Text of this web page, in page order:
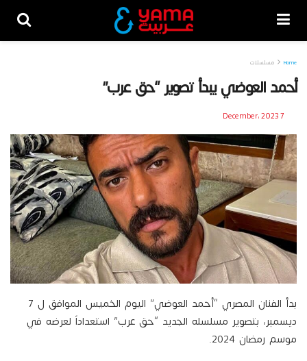
Home مسلسلات
أحمد العوضي يبدأ تصوير “حق عرب”
7 December، 2023
بدأ الفنان المصري “أحمد العوضي” اليوم الخميس الموافق ل 7
ديسمبر، بتصوير مسلسله الجديد “حق عرب” استعداداً لعرضه في
موسم رمضان 2024.